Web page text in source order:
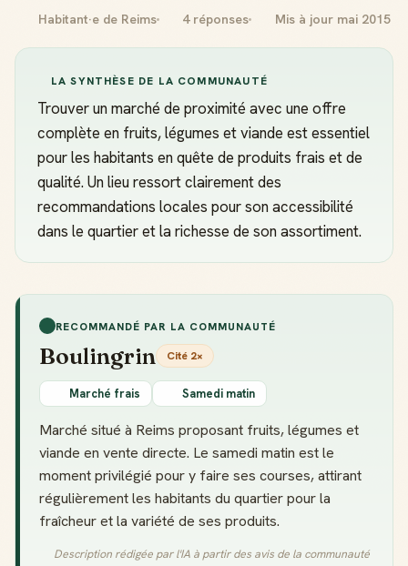
Habitant·e de Reims 4 réponses Mis à jour mai 2015
LA SYNTHÈSE DE LA COMMUNAUTÉ
Trouver un marché de proximité avec une offre
complète en fruits, légumes et viande est essentiel
pour les habitants en quête de produits frais et de
qualité. Un lieu ressort clairement des
recommandations locales pour son accessibilité
dans le quartier et la richesse de son assortiment.
RECOMMANDÉ PAR LA COMMUNAUTÉ
Boulingrin Cité 2×
Marché frais Samedi matin
Marché situé à Reims proposant fruits, légumes et
viande en vente directe. Le samedi matin est le
moment privilégié pour y faire ses courses, attirant
régulièrement les habitants du quartier pour la
fraîcheur et la variété de ses produits.
Description rédigée par l'IA à partir des avis de la communauté